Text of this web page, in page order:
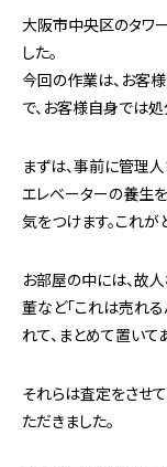
大阪市中央区のタワ
した。
今回の作業は、お客
で、お客様自身では
まずは、事前に管理
エレベーターの養生
気をつけます。これが
お部屋の中には、故
董など「これは売れ
れて、まとめて置いて
それらは査定をさせ
ただきました。